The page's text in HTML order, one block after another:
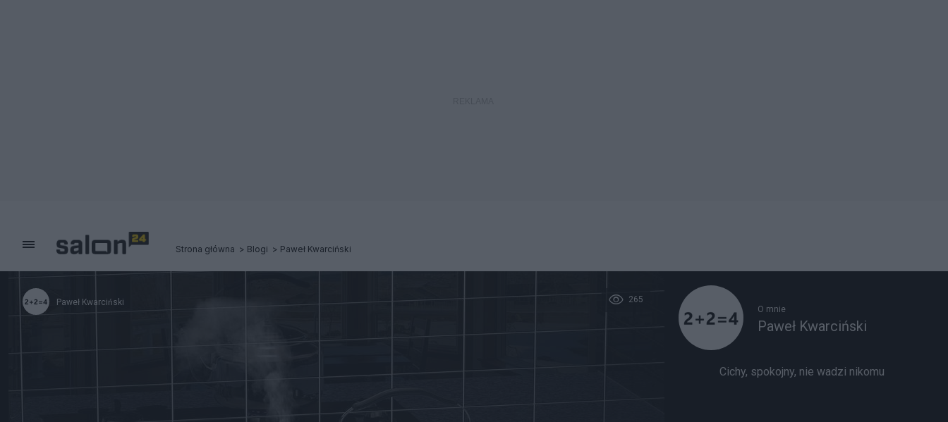
Strona główna Blogi Paweł Kwarciński
Paweł Kwarciński 265
O mnie
Paweł Kwarciński
Cichy, spokojny, nie wadzi nikomu